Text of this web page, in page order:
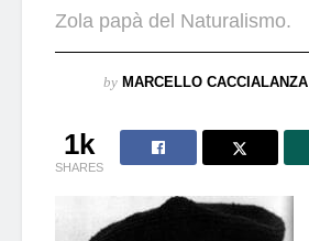
Zola papà del Naturalismo.
by MARCELLO CACCIALANZA
1k
SHARES